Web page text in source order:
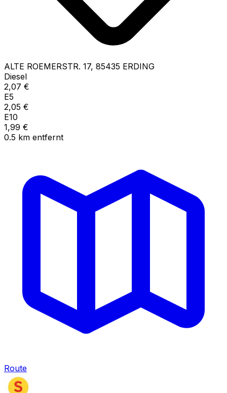
ALTE ROEMERSTR. 17, 85435 ERDING
Diesel
2,07 €
E5
2,05 €
E10
1,99 €
0.5 km entfernt
Route